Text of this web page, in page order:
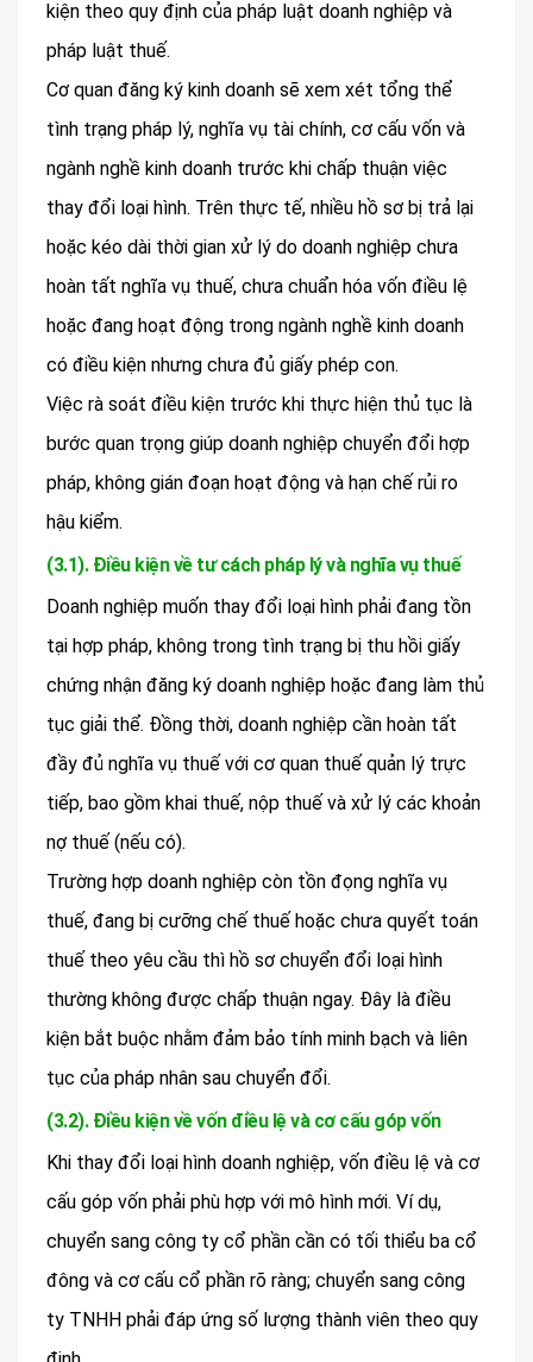
kiện theo quy định của pháp luật doanh nghiệp và
pháp luật thuế.
Cơ quan đăng ký kinh doanh sẽ xem xét tổng thể
tình trạng pháp lý, nghĩa vụ tài chính, cơ cấu vốn và
ngành nghề kinh doanh trước khi chấp thuận việc
thay đổi loại hình. Trên thực tế, nhiều hồ sơ bị trả lại
hoặc kéo dài thời gian xử lý do doanh nghiệp chưa
hoàn tất nghĩa vụ thuế, chưa chuẩn hóa vốn điều lệ
hoặc đang hoạt động trong ngành nghề kinh doanh
có điều kiện nhưng chưa đủ giấy phép con.
Việc rà soát điều kiện trước khi thực hiện thủ tục là
bước quan trọng giúp doanh nghiệp chuyển đổi hợp
pháp, không gián đoạn hoạt động và hạn chế rủi ro
hậu kiểm.
(3.1). Điều kiện về tư cách pháp lý và nghĩa vụ thuế
Doanh nghiệp muốn thay đổi loại hình phải đang tồn
tại hợp pháp, không trong tình trạng bị thu hồi giấy
chứng nhận đăng ký doanh nghiệp hoặc đang làm thủ
tục giải thể. Đồng thời, doanh nghiệp cần hoàn tất
đầy đủ nghĩa vụ thuế với cơ quan thuế quản lý trực
tiếp, bao gồm khai thuế, nộp thuế và xử lý các khoản
nợ thuế (nếu có).
Trường hợp doanh nghiệp còn tồn đọng nghĩa vụ
thuế, đang bị cưỡng chế thuế hoặc chưa quyết toán
thuế theo yêu cầu thì hồ sơ chuyển đổi loại hình
thường không được chấp thuận ngay. Đây là điều
kiện bắt buộc nhằm đảm bảo tính minh bạch và liên
tục của pháp nhân sau chuyển đổi.
(3.2). Điều kiện về vốn điều lệ và cơ cấu góp vốn
Khi thay đổi loại hình doanh nghiệp, vốn điều lệ và cơ
cấu góp vốn phải phù hợp với mô hình mới. Ví dụ,
chuyển sang công ty cổ phần cần có tối thiểu ba cổ
đông và cơ cấu cổ phần rõ ràng; chuyển sang công
ty TNHH phải đáp ứng số lượng thành viên theo quy